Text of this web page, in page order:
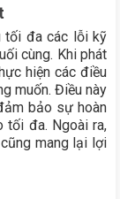
tối đa các lỗi kỹ
cùng. Khi phát
hiện các điều
muốn. Điều này
bảo sự hoàn
tối đa. Ngoài ra,
mang lại lợi